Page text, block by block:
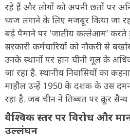
रहे हैं और लोगों को अपनी छतों पर
ध्वज लगाने के लिए मजबूर किया जा
बड़े पैमाने पर 'जातीय कत्लेआम' करते
सरकारी कर्मचारियों को नौकरी से
उनके स्थानों पर हान चीनी मूल के
जा रहा है. स्थानीय निवासियों का
माहौल उन्हें 1950 के दशक के उस
रहा है. जब चीन ने तिब्बत पर क्रूर
वैश्विक स्तर पर विरोध और
उल्लंघन